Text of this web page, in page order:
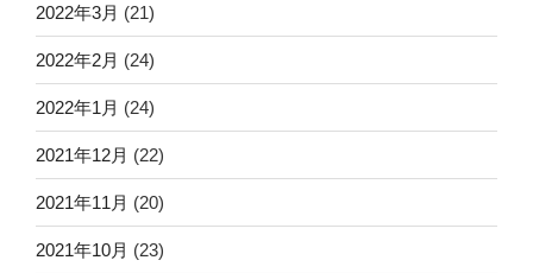
2022年3月 (21)
2022年2月 (24)
2022年1月 (24)
2021年12月 (22)
2021年11月 (20)
2021年10月 (23)